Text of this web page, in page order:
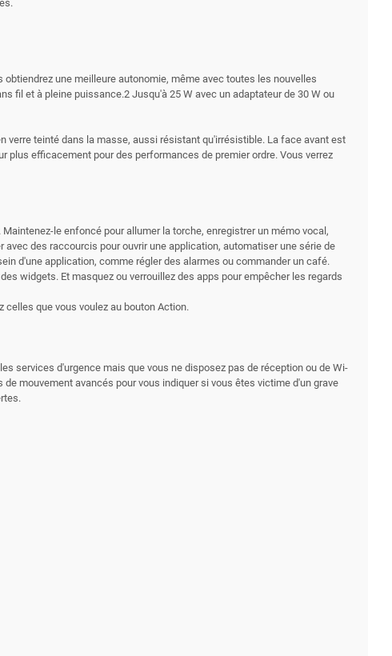
une meilleure autonomie, même avec toutes les nouvelles
fil et à pleine puissance.2 Jusqu'à 25 W avec un adaptateur de 30 W ou
verre teinté dans la masse, aussi résistant qu'irrésistible. La face avant est
plus efficacement pour des performances de premier ordre. Vous verrez
le enfoncé pour allumer la torche, enregistrer un mémo vocal,
des raccourcis pour ouvrir une application, automatiser une série de
d'une application, comme régler des alarmes ou commander un café.
widgets. Et masquez ou verrouillez des apps pour empêcher les regards
que vous voulez au bouton Action.
services d'urgence mais que vous ne disposez pas de réception ou de Wi-
mouvement avancés pour vous indiquer si vous êtes victime d'un grave